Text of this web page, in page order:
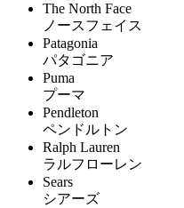
The North Face
ノースフェイス
Patagonia
パタゴニア
Puma
プーマ
Pendleton
ペンドルトン
Ralph Lauren
ラルフローレン
Sears
シアーズ